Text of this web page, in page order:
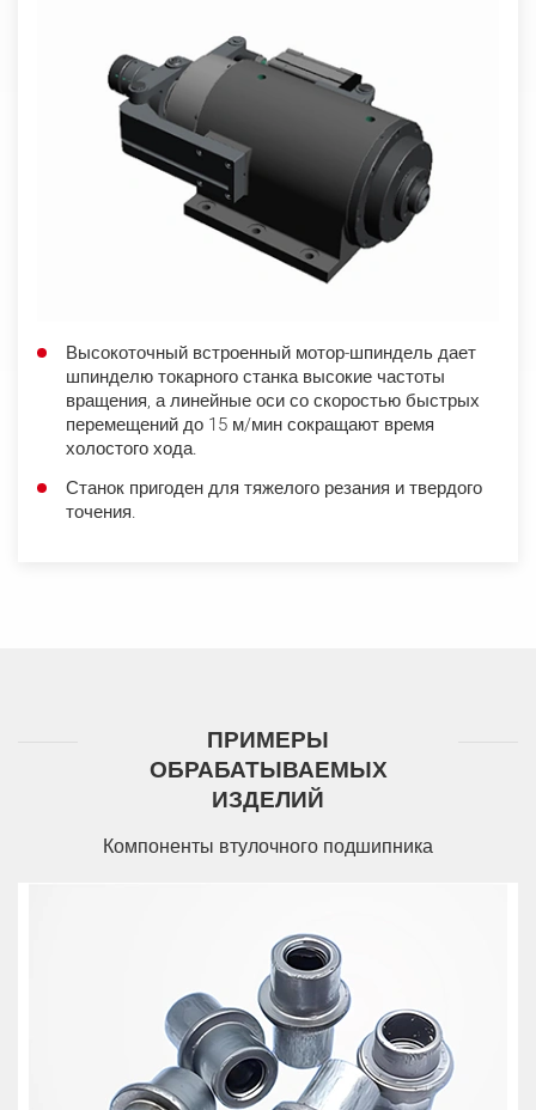
Высокоточный встроенный мотор-шпиндель дает
шпинделю токарного станка высокие частоты
вращения, а линейные оси со скоростью быстрых
перемещений до 15 м/мин сокращают время
холостого хода.
Станок пригоден для тяжелого резания и твердого
точения.
ПРИМЕРЫ
ОБРАБАТЫВАЕМЫХ
ИЗДЕЛИЙ
Компоненты втулочного подшипника